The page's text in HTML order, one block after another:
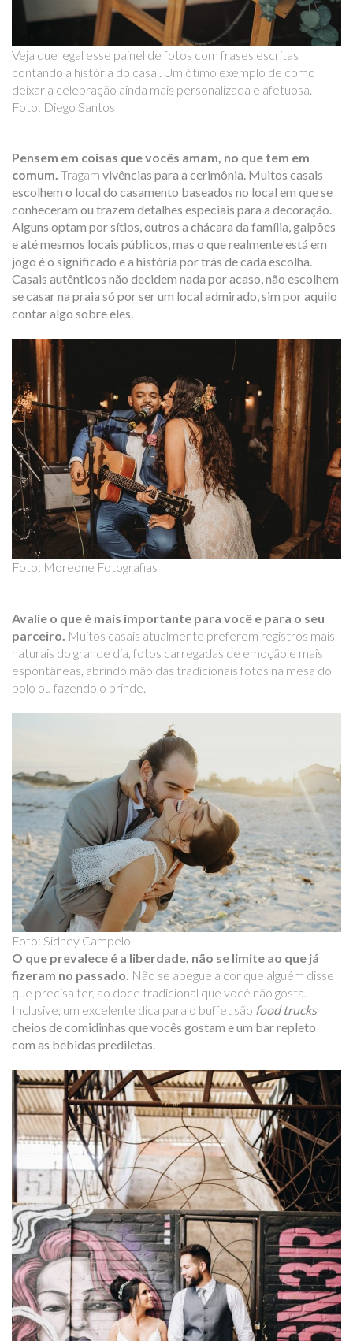
Veja que legal esse painel de fotos com frases escritas
contando a história do casal. Um ótimo exemplo de como
deixar a celebração ainda mais personalizada e afetuosa.
Foto: Diego Santos
Pensem em coisas que vocês amam, no que tem em
comum. Tragam vivências para a cerimônia. Muitos casais
escolhem o local do casamento baseados no local em que se
conheceram ou trazem detalhes especiais para a decoração.
Alguns optam por sítios, outros a chácara da família, galpões
e até mesmos locais públicos, mas o que realmente está em
jogo é o significado e a história por trás de cada escolha.
Casais autênticos não decidem nada por acaso, não escolhem
se casar na praia só por ser um local admirado, sim por aquilo
contar algo sobre eles.
Foto: Moreone Fotografias
Avalie o que é mais importante para você e para o seu
parceiro. Muitos casais atualmente preferem registros mais
naturais do grande dia, fotos carregadas de emoção e mais
espontâneas, abrindo mão das tradicionais fotos na mesa do
bolo ou fazendo o brinde.
Foto: Sidney Campelo
O que prevalece é a liberdade, não se limite ao que já
fizeram no passado. Não se apegue a cor que alguém disse
que precisa ter, ao doce tradicional que você não gosta.
Inclusive, um excelente dica para o buffet são food trucks
cheios de comidinhas que vocês gostam e um bar repleto
com as bebidas prediletas.